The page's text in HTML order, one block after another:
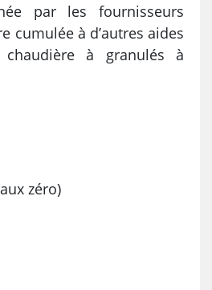
par les fournisseurs
cumulée à d’autres aides
à granulés à
zéro)